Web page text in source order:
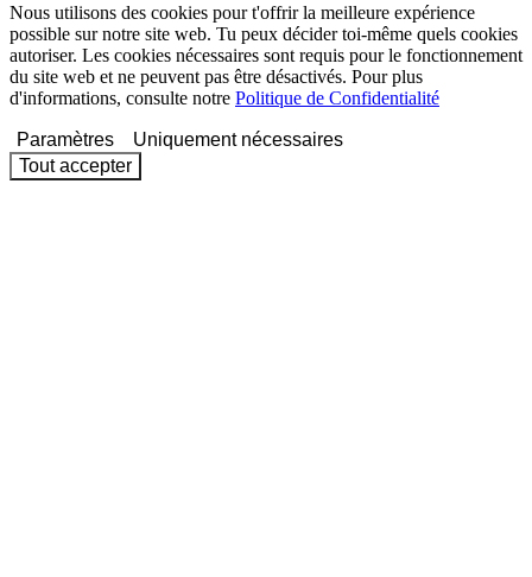
Nous utilisons des cookies pour t'offrir la meilleure expérience
possible sur notre site web. Tu peux décider toi-même quels cookies
autoriser. Les cookies nécessaires sont requis pour le fonctionnement
du site web et ne peuvent pas être désactivés. Pour plus
d'informations, consulte notre Politique de Confidentialité
Paramètres
Uniquement nécessaires
Tout accepter